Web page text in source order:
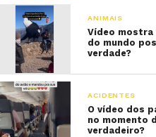
ANIMAIS
Vídeo mostra
do mundo
verdade?
ACIDENTES
O vídeo dos
no momento
verdadeiro?